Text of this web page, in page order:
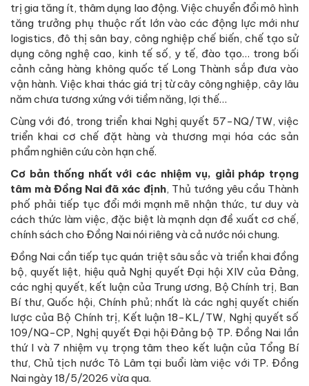
trị gia tăng ít, thâm dụng lao động. Việc chuyển đổi mô hình
tăng trưởng phụ thuộc rất lớn vào các động lực mới như
logistics, đô thị sân bay, công nghiệp chế biến, chế tạo sử
dụng công nghệ cao, kinh tế số, y tế, đào tạo… trong bối
cảnh cảng hàng không quốc tế Long Thành sắp đưa vào
vận hành. Việc khai thác giá trị từ cây công nghiệp, cây lâu
năm chưa tương xứng với tiềm năng, lợi thế…
Cùng với đó, trong triển khai Nghị quyết 57-NQ/TW, việc
triển khai cơ chế đặt hàng và thương mại hóa các sản
phẩm nghiên cứu còn hạn chế.
Cơ bản thống nhất với các nhiệm vụ, giải pháp trọng
tâm mà Đồng Nai đã xác định, Thủ tướng yêu cầu Thành
phố phải tiếp tục đổi mới mạnh mẽ nhận thức, tư duy và
cách thức làm việc, đặc biệt là mạnh dạn đề xuất cơ chế,
chính sách cho Đồng Nai nói riêng và cả nước nói chung.
Đồng Nai cần tiếp tục quán triệt sâu sắc và triển khai đồng
bộ, quyết liệt, hiệu quả Nghị quyết Đại hội XIV của Đảng,
các nghị quyết, kết luận của Trung ương, Bộ Chính trị, Ban
Bí thư, Quốc hội, Chính phủ; nhất là các nghị quyết chiến
lược của Bộ Chính trị, Kết luận 18-KL/TW, Nghị quyết số
109/NQ-CP, Nghị quyết Đại hội Đảng bộ TP. Đồng Nai lần
thứ I và 7 nhiệm vụ trọng tâm theo kết luận của Tổng Bí
thư, Chủ tịch nước Tô Lâm tại buổi làm việc với TP. Đồng
Nai ngày 18/5/2026 vừa qua.